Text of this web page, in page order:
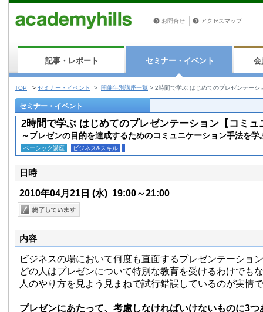
お問合せ アクセスマップ
記事・レポート セミナー・イベント 会
TOP > セミナー・イベント > 開催年別講座一覧 > 2時間で学ぶ はじめてのプレゼンテーシ
セミナー・イベント
2時間で学ぶ はじめてのプレゼンテーション【コミュ
～プレゼンの目的を達成するためのコミュニケーション手法を学
ベーシック講座 ビジネス&スキル
日時
2010年04月21日 (水) 19:00～21:00
内容
ビジネスの場において何度も直面するプレゼンテーショ
どの人はプレゼンについて特別な教育を受けるわけでも
人のやり方を見よう見まねで試行錯誤しているのが実情
プレゼンにあたって、考慮しなければいけないものに3つ